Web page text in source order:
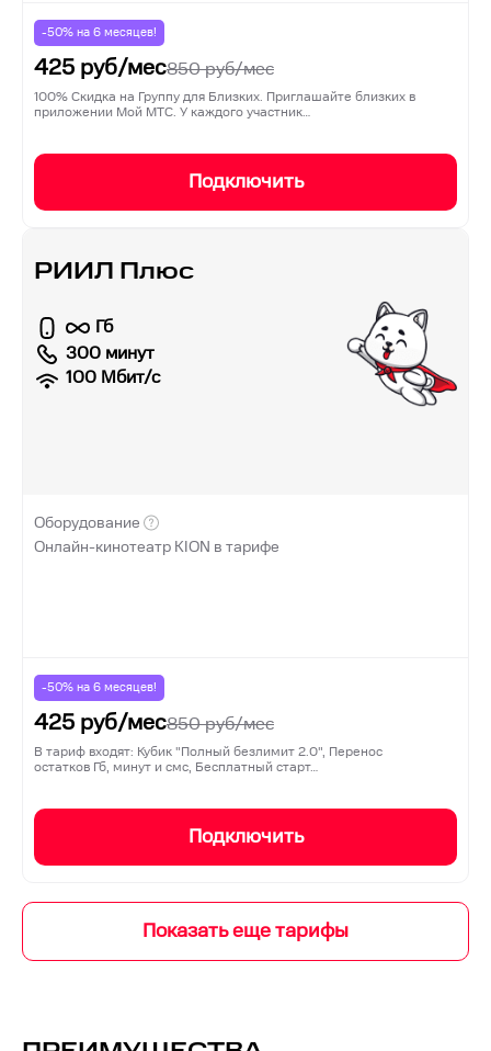
-50% на 6 месяцев!
425 руб/мес850руб/мес
100% Скидка на Группу для Близких. Приглашайте близких в
приложении Мой МТС. У каждого участник…
Подключить
РИИЛ Плюс
Гб
300 минут
100 Мбит/с
Оборудование
Онлайн-кинотеатр KION в тарифе
-50% на 6 месяцев!
425 руб/мес850руб/мес
В тариф входят: Кубик "Полный безлимит 2.0", Перенос
остатков Гб, минут и смс, Бесплатный старт…
Подключить